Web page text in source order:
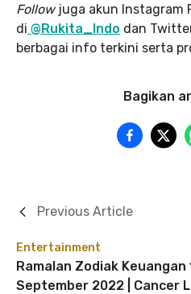
Followjuga akun Instagram
di @Rukita_Indo dan
berbagai info terkini serta
Bagikan
Entertainment
Ramalan Zodiak Keuangan
September 2022 | Cancer
Previous Article